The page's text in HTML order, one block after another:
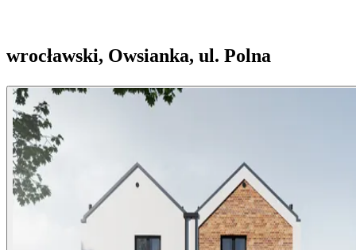
wrocławski, Owsianka, ul. Polna